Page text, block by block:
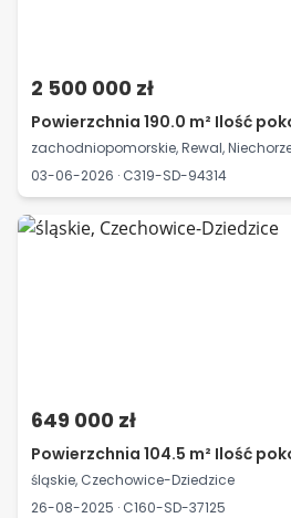
2 500 000 zł
Powierzchnia 190.0 m² Ilość
zachodniopomorskie, Rewal,
03-06-2026 · C319-SD-94314
649 000 zł
Powierzchnia 104.5 m² Ilość
śląskie, Czechowice-Dziedzice
26-08-2025 · C160-SD-37125